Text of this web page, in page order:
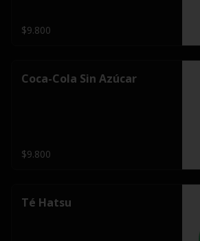
$9.800
Coca-Cola Sin Azúcar
$9.800
Té Hatsu